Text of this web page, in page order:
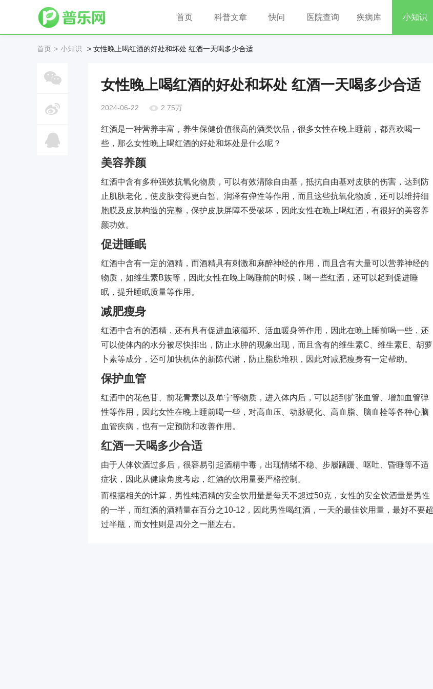
首页 科普文章 快问 医院查询 疾病库 小知识
首页 小知识 > 女性晚上喝红酒的好处和坏处 红酒一天喝多少合适
女性晚上喝红酒的好处和坏处 红酒一天喝多少合适
2024-06-22 2.75万
红酒是一种营养丰富，养生保健价值很高的酒类饮品，很多女性在晚上睡前，都喜欢喝一
些，那么女性晚上喝红酒的好处和坏处是什么呢？
美容养颜
红酒中含有多种强效抗氧化物质，可以有效清除自由基，抵抗自由基对皮肤的伤害，达到防
止肌肤老化，使皮肤变得更白皙、润泽有弹性等作用，而且这些抗氧化物质，还可以维持细
胞膜及皮肤构造的完整，保护皮肤屏障不受破坏，因此女性在晚上喝红酒，有很好的美容养
颜功效。
促进睡眠
红酒中含有一定的酒精，而酒精具有刺激和麻醉神经的作用，而且含有大量可以营养神经的
物质，如维生素B族等，因此女性在晚上喝睡前的时候，喝一些红酒，还可以起到促进睡
眠，提升睡眠质量等作用。
减肥瘦身
红酒中含有的酒精，还有具有促进血液循环、活血暖身等作用，因此在晚上睡前喝一些，还
可以使体内的水分被尽快排出，防止水肿的现象出现，而且含有的维生素C、维生素E、胡萝
卜素等成分，还可加快机体的新陈代谢，防止脂肪堆积，因此对减肥瘦身有一定帮助。
保护血管
红酒中的花色苷、前花青素以及单宁等物质，进入体内后，可以起到扩张血管、增加血管弹
性等作用，因此女性在晚上睡前喝一些，对高血压、动脉硬化、高血脂、脑血栓等各种心脑
血管疾病，也有一定预防和改善作用。
红酒一天喝多少合适
由于人体饮酒过多后，很容易引起酒精中毒，出现情绪不稳、步履蹒跚、呕吐、昏睡等不适
症状，因此从健康角度考虑，红酒的饮用量要严格控制。
而根据相关的计算，男性纯酒精的安全饮用量是每天不超过50克，女性的安全饮酒量是男性
的一半，而红酒的酒精量在百分之10-12，因此男性喝红酒，一天的最佳饮用量，最好不要超
过半瓶，而女性则是四分之一瓶左右。